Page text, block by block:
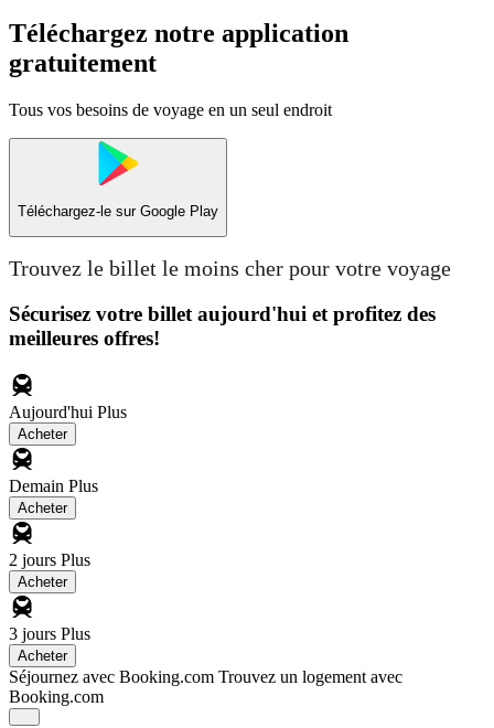
Téléchargez notre application
gratuitement
Tous vos besoins de voyage en un seul endroit
Téléchargez-le sur Google Play
Trouvez le billet le moins cher pour votre voyage
Sécurisez votre billet aujourd'hui et profitez des
meilleures offres!
Aujourd'hui Plus
Acheter
Demain Plus
Acheter
2 jours Plus
Acheter
3 jours Plus
Acheter
Séjournez avec Booking.com Trouvez un logement avec
Booking.com